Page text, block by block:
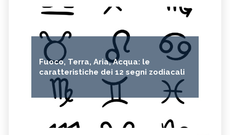
Fuoco, Terra, Aria, Acqua: le
caratteristiche dei 12 segni zodiacali